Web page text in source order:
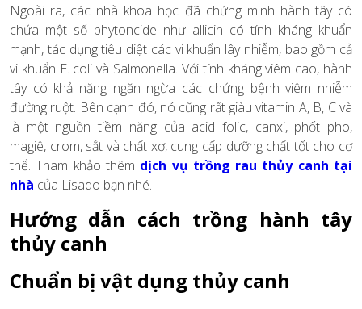
Ngoài ra, các nhà khoa học đã chứng minh hành tây có
chứa một số phytoncide như allicin có tính kháng khuẩn
mạnh, tác dụng tiêu diệt các vi khuẩn lây nhiễm, bao gồm cả
vi khuẩn E. coli và Salmonella. Với tính kháng viêm cao, hành
tây có khả năng ngăn ngừa các chứng bệnh viêm nhiễm
đường ruột. Bên cạnh đó, nó cũng rất giàu vitamin A, B, C và
là một nguồn tiềm năng của acid folic, canxi, phốt pho,
magiê, crom, sắt và chất xơ, cung cấp dưỡng chất tốt cho cơ
thể. Tham khảo thêm dịch vụ trồng rau thủy canh tại
nhà của Lisado bạn nhé.
Hướng dẫn cách trồng hành tây
thủy canh
Chuẩn bị vật dụng thủy canh